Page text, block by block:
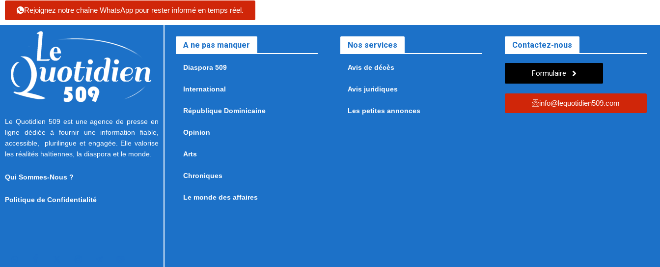
Rejoignez notre chaîne WhatsApp pour rester informé en temps réel.
Le Quotidien 509 est une agence de presse en
ligne dédiée à fournir une information fiable,
accessible, plurilingue et engagée. Elle valorise
les réalités haïtiennes, la diaspora et le monde.
Qui Sommes-Nous ?
Politique de Confidentialité
A ne pas manquer
Diaspora 509
International
République Dominicaine
Opinion
Arts
Chroniques
Le monde des affaires
Nos services
Avis de décès
Avis juridiques
Les petites annonces
Contactez-nous
Formulaire
info@lequotidien509.com